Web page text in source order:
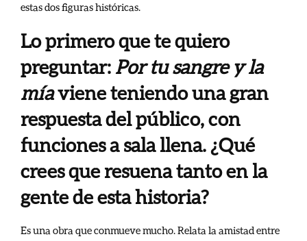
estas dos figuras históricas.
Lo primero que te quiero
preguntar: Por tu sangre y la
míaviene teniendo una gran
respuesta del público, con
funciones a sala llena. ¿Qué
crees que resuena tanto en la
gente de esta historia?
Es una obra que conmueve mucho. Relata la amistad entre